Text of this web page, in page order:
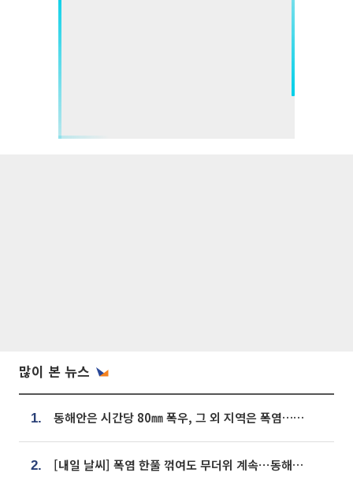
많이 본 뉴스
1. 동해안은 시간당 80㎜ 폭우, 그 외 지역은 폭염…‘극과 극 날씨’
2. [내일 날씨] 폭염 한풀 꺾여도 무더위 계속⋯동해안 이틀 연속 비